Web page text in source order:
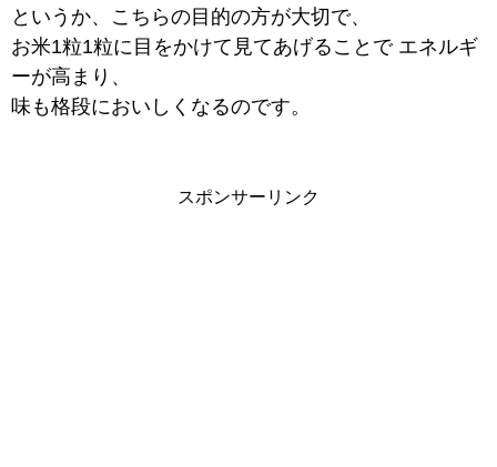
というか、こちらの目的の方が大切で、
お米1粒1粒に目をかけて見てあげることで エネルギ
ーが高まり、
味も格段においしくなるのです。
スポンサーリンク